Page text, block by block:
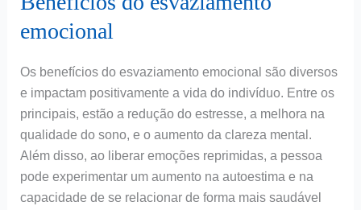
emocional
Os benefícios do esvaziamento emocional são diversos
e impactam positivamente a vida do indivíduo. Entre os
principais, estão a redução do estresse, a melhora na
qualidade do sono, e o aumento da clareza mental.
Além disso, ao liberar emoções reprimidas, a pessoa
pode experimentar um aumento na autoestima e na
capacidade de se relacionar de forma mais saudável